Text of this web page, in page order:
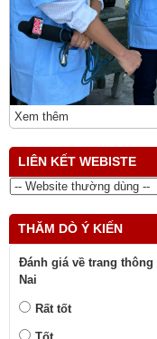
Xem thêm
LIÊN KẾT WEBISTE
THĂM DÒ Ý KIẾN
Đánh giá về trang
Nai
Rất tốt